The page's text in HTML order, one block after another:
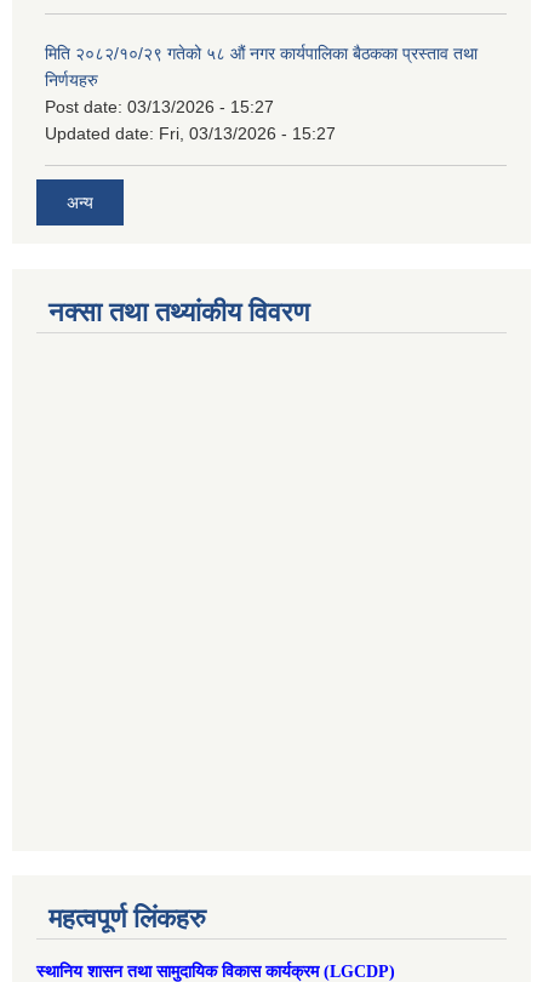
मिति २०८२/१०/२९ गतेको ५८ औं नगर कार्यपालिका बैठकका प्रस्ताव तथा
निर्णयहरु
Post date: 03/13/2026 - 15:27
Updated date: Fri, 03/13/2026 - 15:27
अन्य
नक्सा तथा तथ्यांकीय विवरण
महत्वपूर्ण लिंकहरु
स्थानिय शासन तथा सामुदायिक विकास कार्यक्रम (LGCDP)